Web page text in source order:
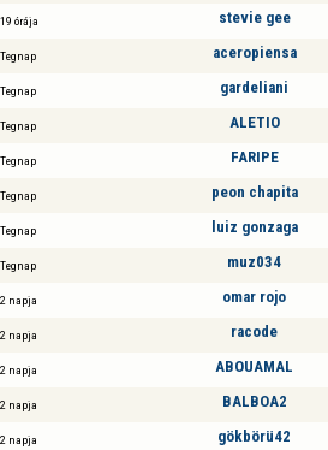
19 órája stevie gee
Tegnap aceropiensa
Tegnap gardeliani
Tegnap ALETIO
Tegnap FARIPE
Tegnap peon chapita
Tegnap luiz gonzaga
Tegnap muz034
2 napja omar rojo
2 napja racode
2 napja ABOUAMAL
2 napja BALBOA2
2 napja gökbörü42